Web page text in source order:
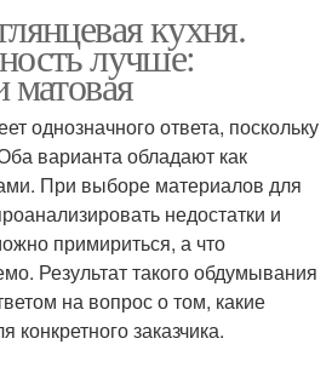
кухня.
лучше:
матовая
однозначного ответа, поскольку
варианта обладают как
При выборе материалов для
недостатки и
примириться, а что
Результат такого обдумывания
на вопрос о том, какие
конкретного заказчика.